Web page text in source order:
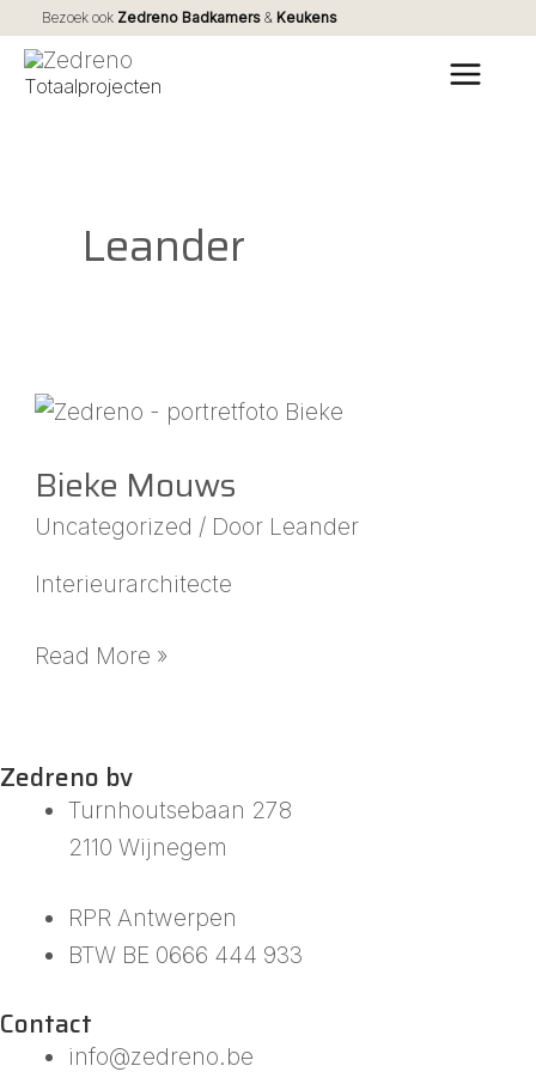
naar
Bezoek ook Zedreno Badkamers & Keukens
Totaalprojecten
Leander
Bieke Mouws
Uncategorized / Door Leander
Interieurarchitecte
Bieke
Read More »
Zedreno bv
Turnhoutsebaan 278
2110 Wijnegem
RPR Antwerpen
BTW BE 0666 444 933
Contact
info@zedreno.be